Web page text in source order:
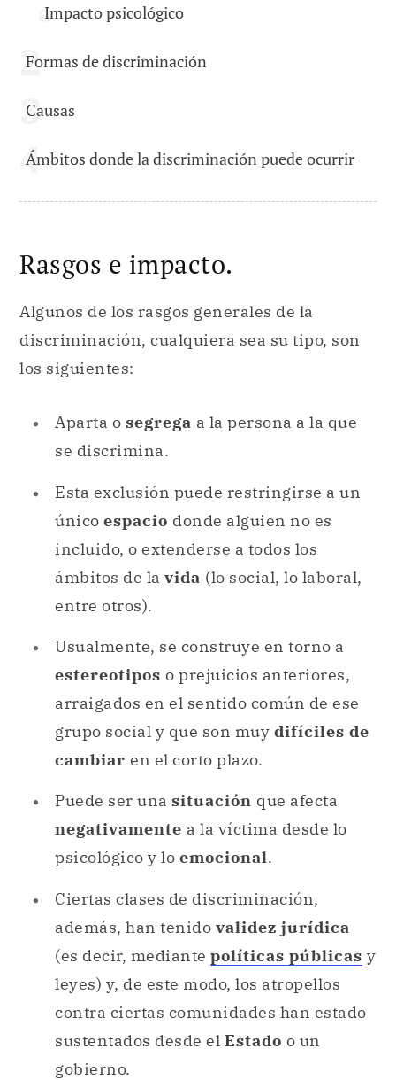
Impacto psicológico
Formas de discriminación
Causas
Ámbitos donde la discriminación puede ocurrir
Rasgos e impacto.
Algunos de los rasgos generales de la
discriminación, cualquiera sea su tipo, son
los siguientes:
Aparta o segrega a la persona a la que
se discrimina.
Esta exclusión puede restringirse a un
único espacio donde alguien no es
incluido, o extenderse a todos los
ámbitos de la vida (lo social, lo laboral,
entre otros).
Usualmente, se construye en torno a
estereotipos o prejuicios anteriores,
arraigados en el sentido común de ese
grupo social y que son muy difíciles de
cambiar en el corto plazo.
Puede ser una situación que afecta
negativamente a la víctima desde lo
psicológico y lo emocional.
Ciertas clases de discriminación,
además, han tenido validez jurídica
(es decir, mediante políticas públicas y
leyes) y, de este modo, los atropellos
contra ciertas comunidades han estado
sustentados desde el Estado o un
gobierno.